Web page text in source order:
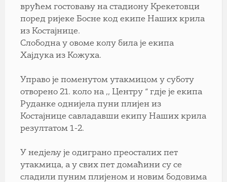
врућем гостовању на стадиону Крекетовци
поред ријеке Босне код екипе Наших крила
из Костајнице.
Слободна у овоме колу била је екипа
Хајдука из Кожуха.
Управо је поменутом утакмицом у суботу
отворено 21. коло на ,, Центру “ гдје је екипа
Руданке однијела пуни плијен из
Костајнице савладавши екипу Наших крила
резултатом 1-2.
У недјељу је одиграно преосталих пет
утакмица, а у свих пет домаћини су се
сладили пуним плијеном и новим бодовима